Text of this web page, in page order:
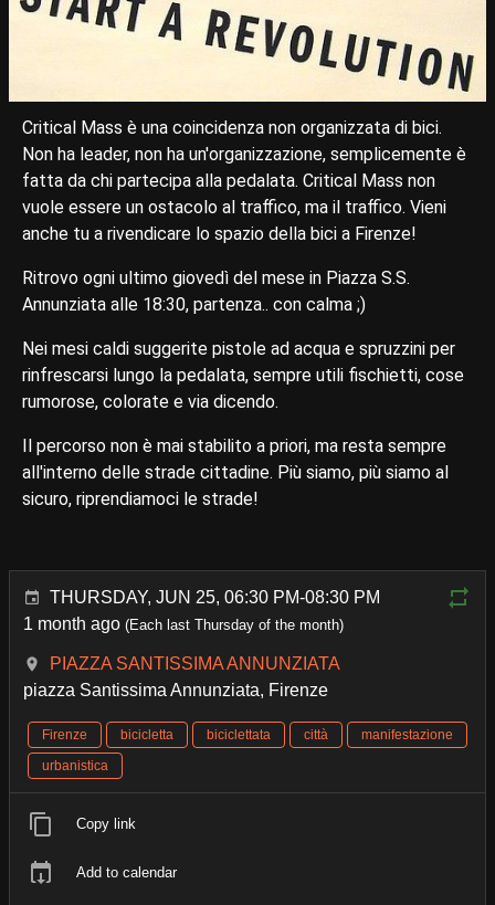
Critical Mass è una coincidenza non organizzata di bici.
Non ha leader, non ha un'organizzazione, semplicemente è
fatta da chi partecipa alla pedalata. Critical Mass non
vuole essere un ostacolo al traffico, ma il traffico. Vieni
anche tu a rivendicare lo spazio della bici a Firenze!
Ritrovo ogni ultimo giovedì del mese in Piazza S.S.
Annunziata alle 18:30, partenza.. con calma ;)
Nei mesi caldi suggerite pistole ad acqua e spruzzini per
rinfrescarsi lungo la pedalata, sempre utili fischietti, cose
rumorose, colorate e via dicendo.
Il percorso non è mai stabilito a priori, ma resta sempre
all'interno delle strade cittadine. Più siamo, più siamo al
sicuro, riprendiamoci le strade!
THURSDAY, JUN 25, 06:30 PM-08:30 PM
1 month ago (Each last Thursday of the month)
PIAZZA SANTISSIMA ANNUNZIATA
piazza Santissima Annunziata, Firenze
Firenze bicicletta biciclettata città
manifestazione
urbanistica
Copy link
Add to calendar